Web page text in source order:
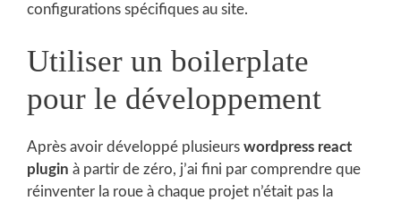
configurations spécifiques au site.
Utiliser un boilerplate
pour le développement
Après avoir développé plusieurs wordpress react
plugin à partir de zéro, j’ai fini par comprendre que
réinventer la roue à chaque projet n’était pas la